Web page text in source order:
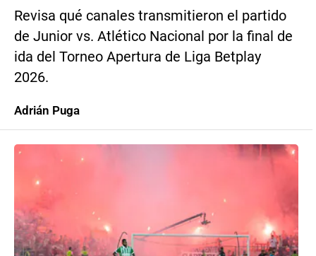
Revisa qué canales transmitieron el partido
de Junior vs. Atlético Nacional por la final de
ida del Torneo Apertura de Liga Betplay
2026.
Adrián Puga